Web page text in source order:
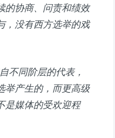
的协商、问责和绩效
，没有西方选举的戏
不同阶层的代表，
举产生的，而更高级
是媒体的受欢迎程